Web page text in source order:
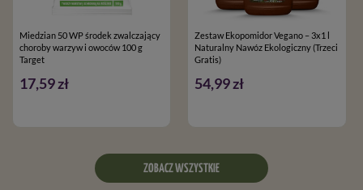
Miedzian 50 WP środek zwalczający
choroby warzyw i owoców 100 g
Target
17,59 zł
Zestaw Ekopomidor Vegano – 3x1 l
Naturalny Nawóz Ekologiczny (Trzeci
Gratis)
54,99 zł
ZOBACZ WSZYSTKIE